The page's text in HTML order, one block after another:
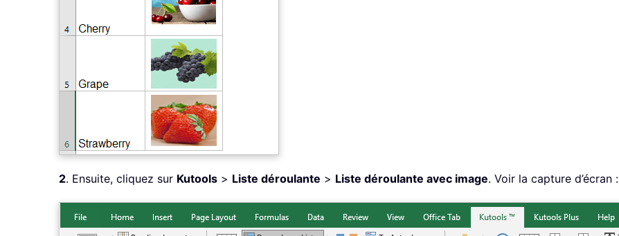
2. Ensuite, cliquez sur Kutools > Liste déroulante > Liste déroulante avec image. Voir la capture d’écran :